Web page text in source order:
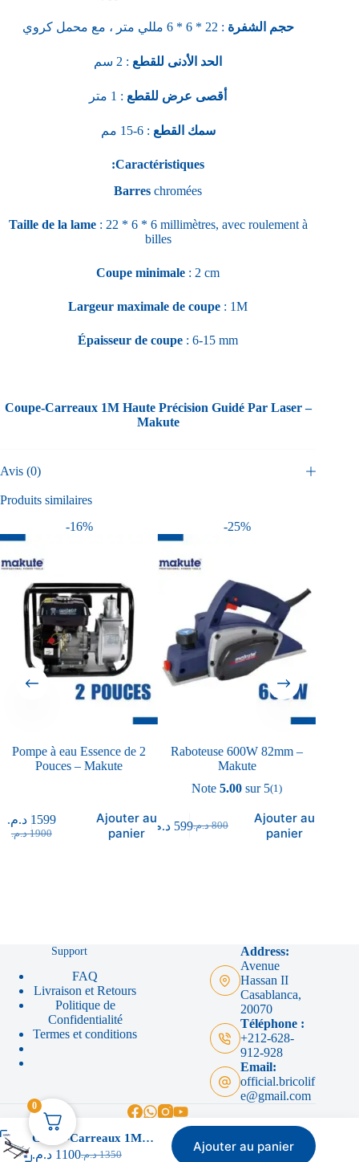
حجم الشفرة : 22 * 6 * 6 مللي متر ، مع محمل كروي
الحد الأدنى للقطع : 2 سم
أقصى عرض للقطع : 1 متر
سمك القطع : 6-15 مم
:Caractéristiques
Barres chromées
Taille de la lame: 22 * 6 * 6 millimètres, avec roulement à
billes
Coupe minimale : 2 cm
Largeur maximale de coupe : 1M
Épaisseur de coupe : 6-15 mm
Coupe-Carreaux 1M Haute Précision Guidé Par Laser –
Makute
Avis (0)
Produits similaires
-16%
Pompe à eau Essence de 2
Pouces – Makute
1900 د.م.
1599 د.م.
Ajouter au
panier
-25%
Raboteuse 600W 82mm –
Makute
Note5.00 sur 5(1)
800 د.م.599 د.م.
Ajouter au
panier
Support
FAQ
Livraison et Retours
Politique de
Confidentialité
Termes et conditions
Address:
Avenue
Hassan II
Casablanca,
20070
Téléphone :
+212-628-
912-928
Email:
official.bricolif
e@gmail.com
Coupe-Carreaux 1M Haute Précision Guidé Par Laser – Makute
1350 د.م.1100 د.م.
Ajouter au panier
0